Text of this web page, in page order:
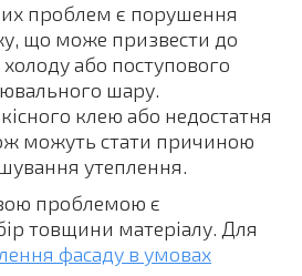
проблем є порушення
що може призвести до
або поступового
шару.
клею або недостатня
можуть стати причиною
утеплення.
проблемою є
товщини матеріалу. Для
фасаду в умовах